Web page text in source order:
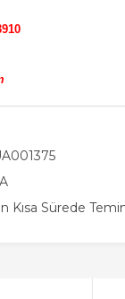
Kısa Sürede